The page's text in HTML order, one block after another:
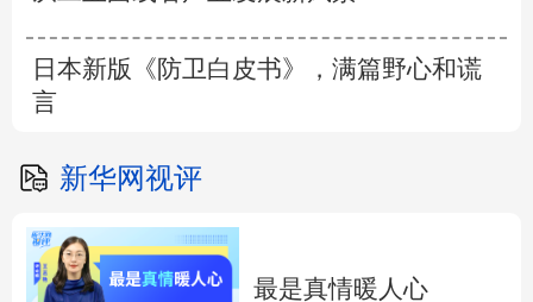
日本新版《防卫白皮书》，满篇野心和谎
言
新华网视评
最是真情暖人心